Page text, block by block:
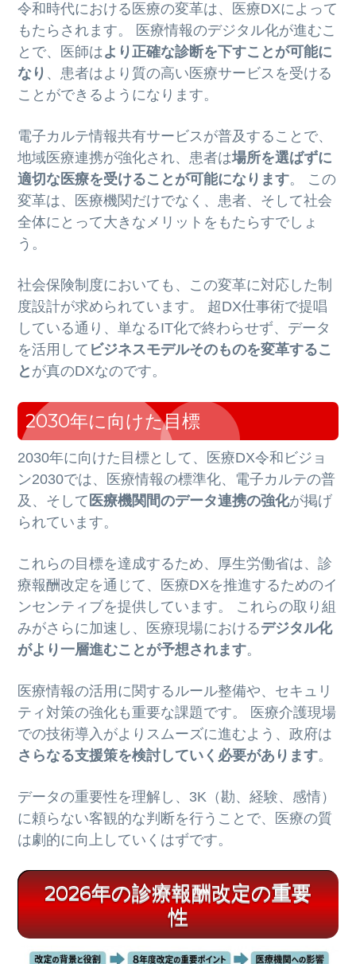
令和時代における医療の変革は、医療DXによって
もたらされます。 医療情報のデジタル化が進むこ
とで、医師はより正確な診断を下すことが可能に
なり 、患者はより質の高い医療サービスを受ける
ことができるようになります。
電子カルテ情報共有サービスが普及することで、
地域医療連携が強化され、患者は場所を選ばずに
適切な医療を受けることが可能になります。 この
変革は、医療機関だけでなく、患者、そして社会
全体にとって大きなメリットをもたらすでしょ
う。
社会保険制度においても、この変革に対応した制
度設計が求められています。 超DX仕事術で提唱
している通り、単なるIT化で終わらせず、データ
を活用して ビジネスモデルそのものを変革するこ
と が真のDXなのです。
2030年に向けた目標
2030年に向けた目標として、医療DX令和ビジョ
ン2030では、医療情報の標準化、電子カルテの普
及、そして 医療機関間のデータ連携の強化が掲げ
られています。
これらの目標を達成するため、厚生労働省は、診
療報酬改定を通じて、医療DXを推進するためのイ
ンセンティブを提供しています。 これらの取り組
みがさらに加速し、医療現場におけるデジタル化
がより一層進むことが予想されます。
医療情報の活用に関するルール整備や、セキュリ
ティ対策の強化も重要な課題です。 医療介護現場
での技術導入がよりスムーズに進むよう、政府は
さらなる支援策を検討していく必要があります。
データの重要性を理解し、3K（勘、経験、感情）
に頼らない客観的な判断を行うことで、医療の質
は劇的に向上していくはずです。
2026年の診療報酬改定の重要
性